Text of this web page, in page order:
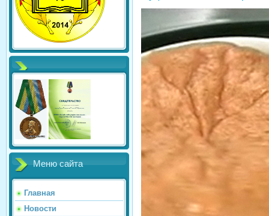
Меню сайта
Главная
Новости